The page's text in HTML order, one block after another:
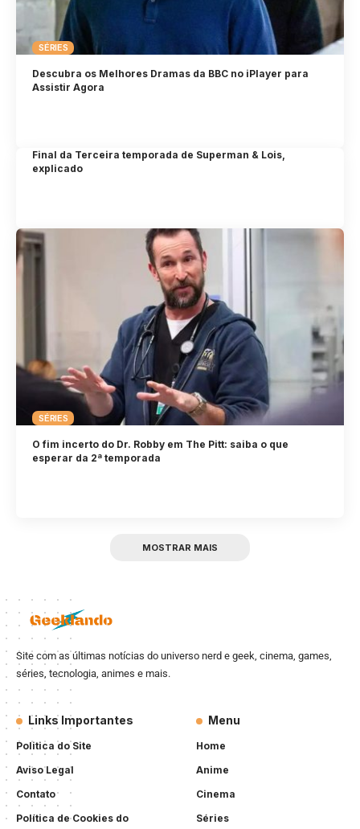
SÉRIES
Descubra os Melhores Dramas da BBC no iPlayer para
Assistir Agora
Final da Terceira temporada de Superman & Lois,
explicado
SÉRIES
O fim incerto do Dr. Robby em The Pitt: saiba o que
esperar da 2ª temporada
MOSTRAR MAIS
Site com as últimas notícias do universo nerd e geek, cinema, games,
séries, tecnologia, animes e mais.
Links Importantes
Politica do Site
Aviso Legal
Contato
Política de Cookies do
Menu
Home
Anime
Cinema
Séries